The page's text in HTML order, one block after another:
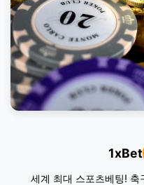
1xBet
세계 최대 스포츠베팅!